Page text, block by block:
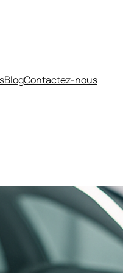
BlogContactez-nous